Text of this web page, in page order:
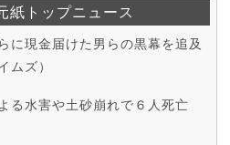
紙トップニュース
に現金届けた男らの黒幕を追及
ムズ）
る水害や土砂崩れで６人死亡